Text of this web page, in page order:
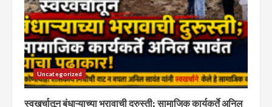
Uncategorized
स्वखर्चातून बंधाऱ्याच्या भरावाची दुरुस्ती; सामाजिक कार्यकर्ते अनिल